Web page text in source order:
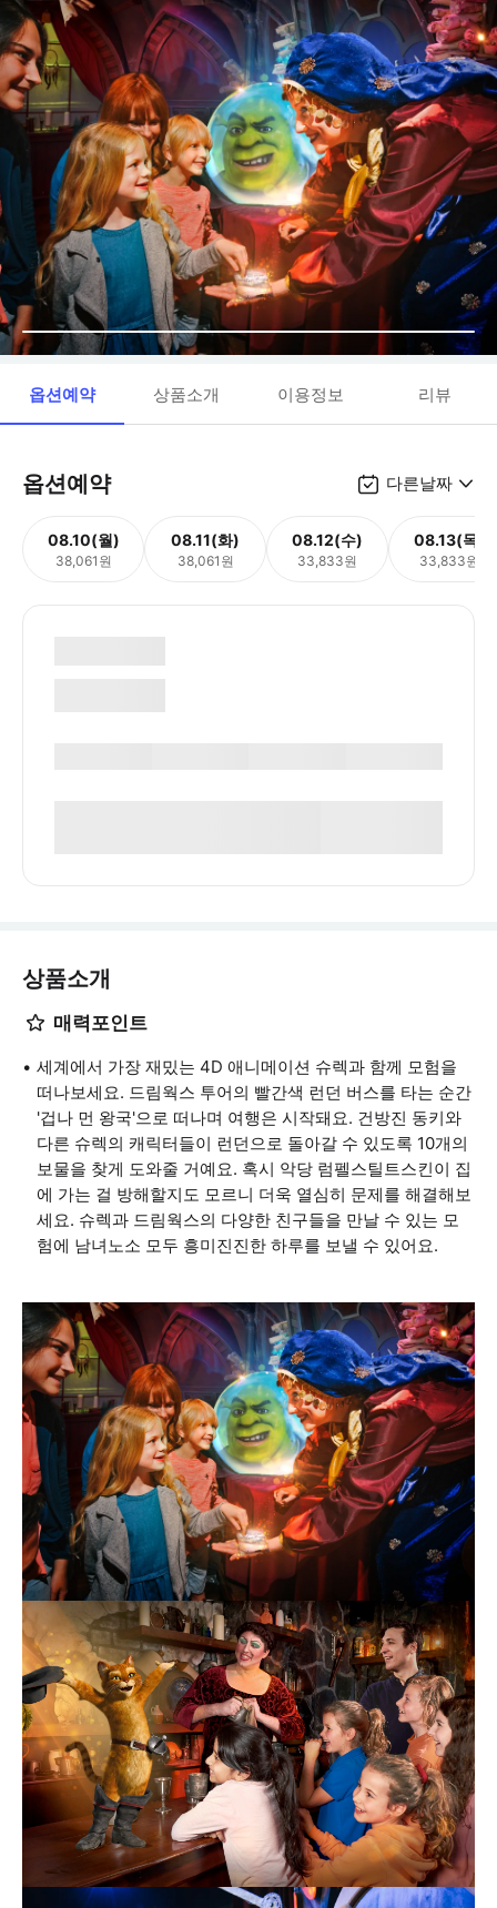
옵션예약 상품소개 이용정보 리뷰
옵션예약 다른날짜
08.10(월)
38,061원
08.11(화)
38,061원
08.12(수)
33,833원
08.13(목)
33,833원
상품소개
매력포인트
세계에서 가장 재밌는 4D 애니메이션 슈렉과 함께 모험을
떠나보세요. 드림웍스 투어의 빨간색 런던 버스를 타는 순간
'겁나 먼 왕국'으로 떠나며 여행은 시작돼요. 건방진 동키와
다른 슈렉의 캐릭터들이 런던으로 돌아갈 수 있도록 10개의
보물을 찾게 도와줄 거예요. 혹시 악당 럼펠스틸트스킨이 집
에 가는 걸 방해할지도 모르니 더욱 열심히 문제를 해결해보
세요. 슈렉과 드림웍스의 다양한 친구들을 만날 수 있는 모
험에 남녀노소 모두 흥미진진한 하루를 보낼 수 있어요.